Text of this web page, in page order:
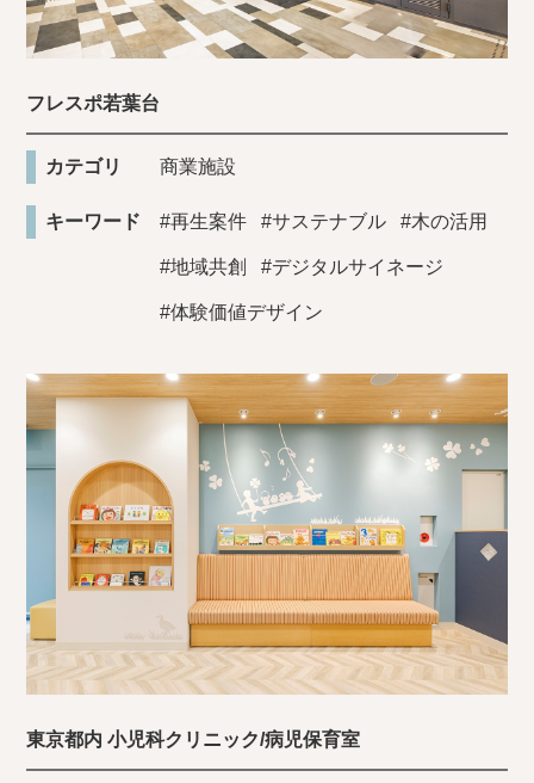
フレスポ若葉台
カテゴリ 商業施設
キーワード #再生案件 #サステナブル #木の活用
#地域共創 #デジタルサイネージ
#体験価値デザイン
東京都内 小児科クリニック/病児保育室